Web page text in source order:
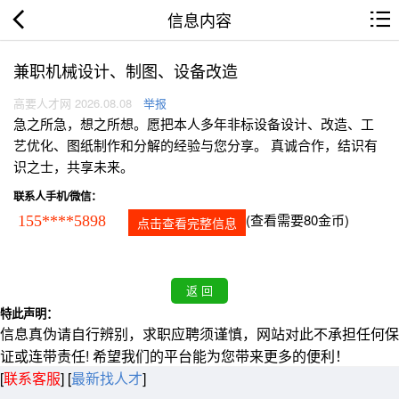
信息内容
兼职机械设计、制图、设备改造
高要人才网 2026.08.08 举报
急之所急，想之所想。愿把本人多年非标设备设计、改造、工
艺优化、图纸制作和分解的经验与您分享。 真诚合作，结识有
识之士，共享未来。
联系人手机/微信：
155****5898 点击查看完整信息 (查看需要80金币)
特此声明：
信息真伪请自行辨别，求职应聘须谨慎，网站对此不承担任何保
证或连带责任! 希望我们的平台能为您带来更多的便利！
[联系客服] [最新找人才]